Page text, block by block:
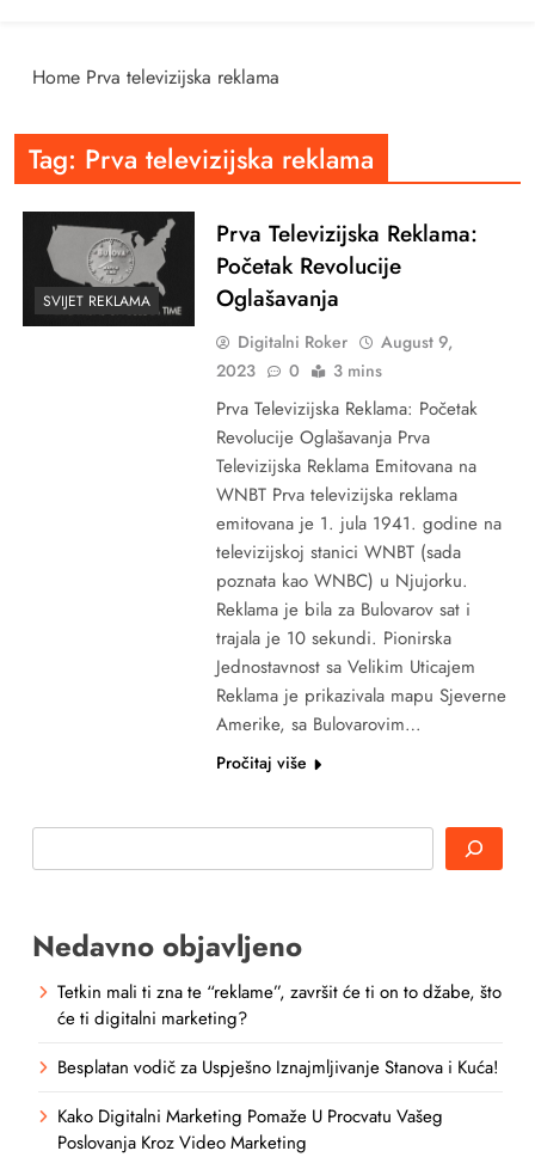
Home Prva televizijska reklama
Tag: Prva televizijska reklama
SVIJET REKLAMA
Prva Televizijska Reklama:
Početak Revolucije
Oglašavanja
Digitalni Roker
August 9,
2023
0 3 mins
Prva Televizijska Reklama: Početak
Revolucije Oglašavanja Prva
Televizijska Reklama Emitovana na
WNBT Prva televizijska reklama
emitovana je 1. jula 1941. godine na
televizijskoj stanici WNBT (sada
poznata kao WNBC) u Njujorku.
Reklama je bila za Bulovarov sat i
trajala je 10 sekundi. Pionirska
Jednostavnost sa Velikim Uticajem
Reklama je prikazivala mapu Sjeverne
Amerike, sa Bulovarovim…
Pročitaj više
Nedavno objavljeno
Tetkin mali ti zna te “reklame”, završit će ti on to džabe, što
će ti digitalni marketing?
Besplatan vodič za Uspješno Iznajmljivanje Stanova i Kuća!
Kako Digitalni Marketing Pomaže U Procvatu Vašeg
Poslovanja Kroz Video Marketing